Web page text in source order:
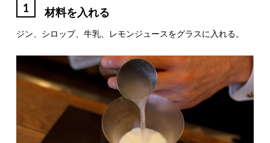
1 材料を入れる
ジン、シロップ、牛乳、レモンジュースをグラスに入れる。